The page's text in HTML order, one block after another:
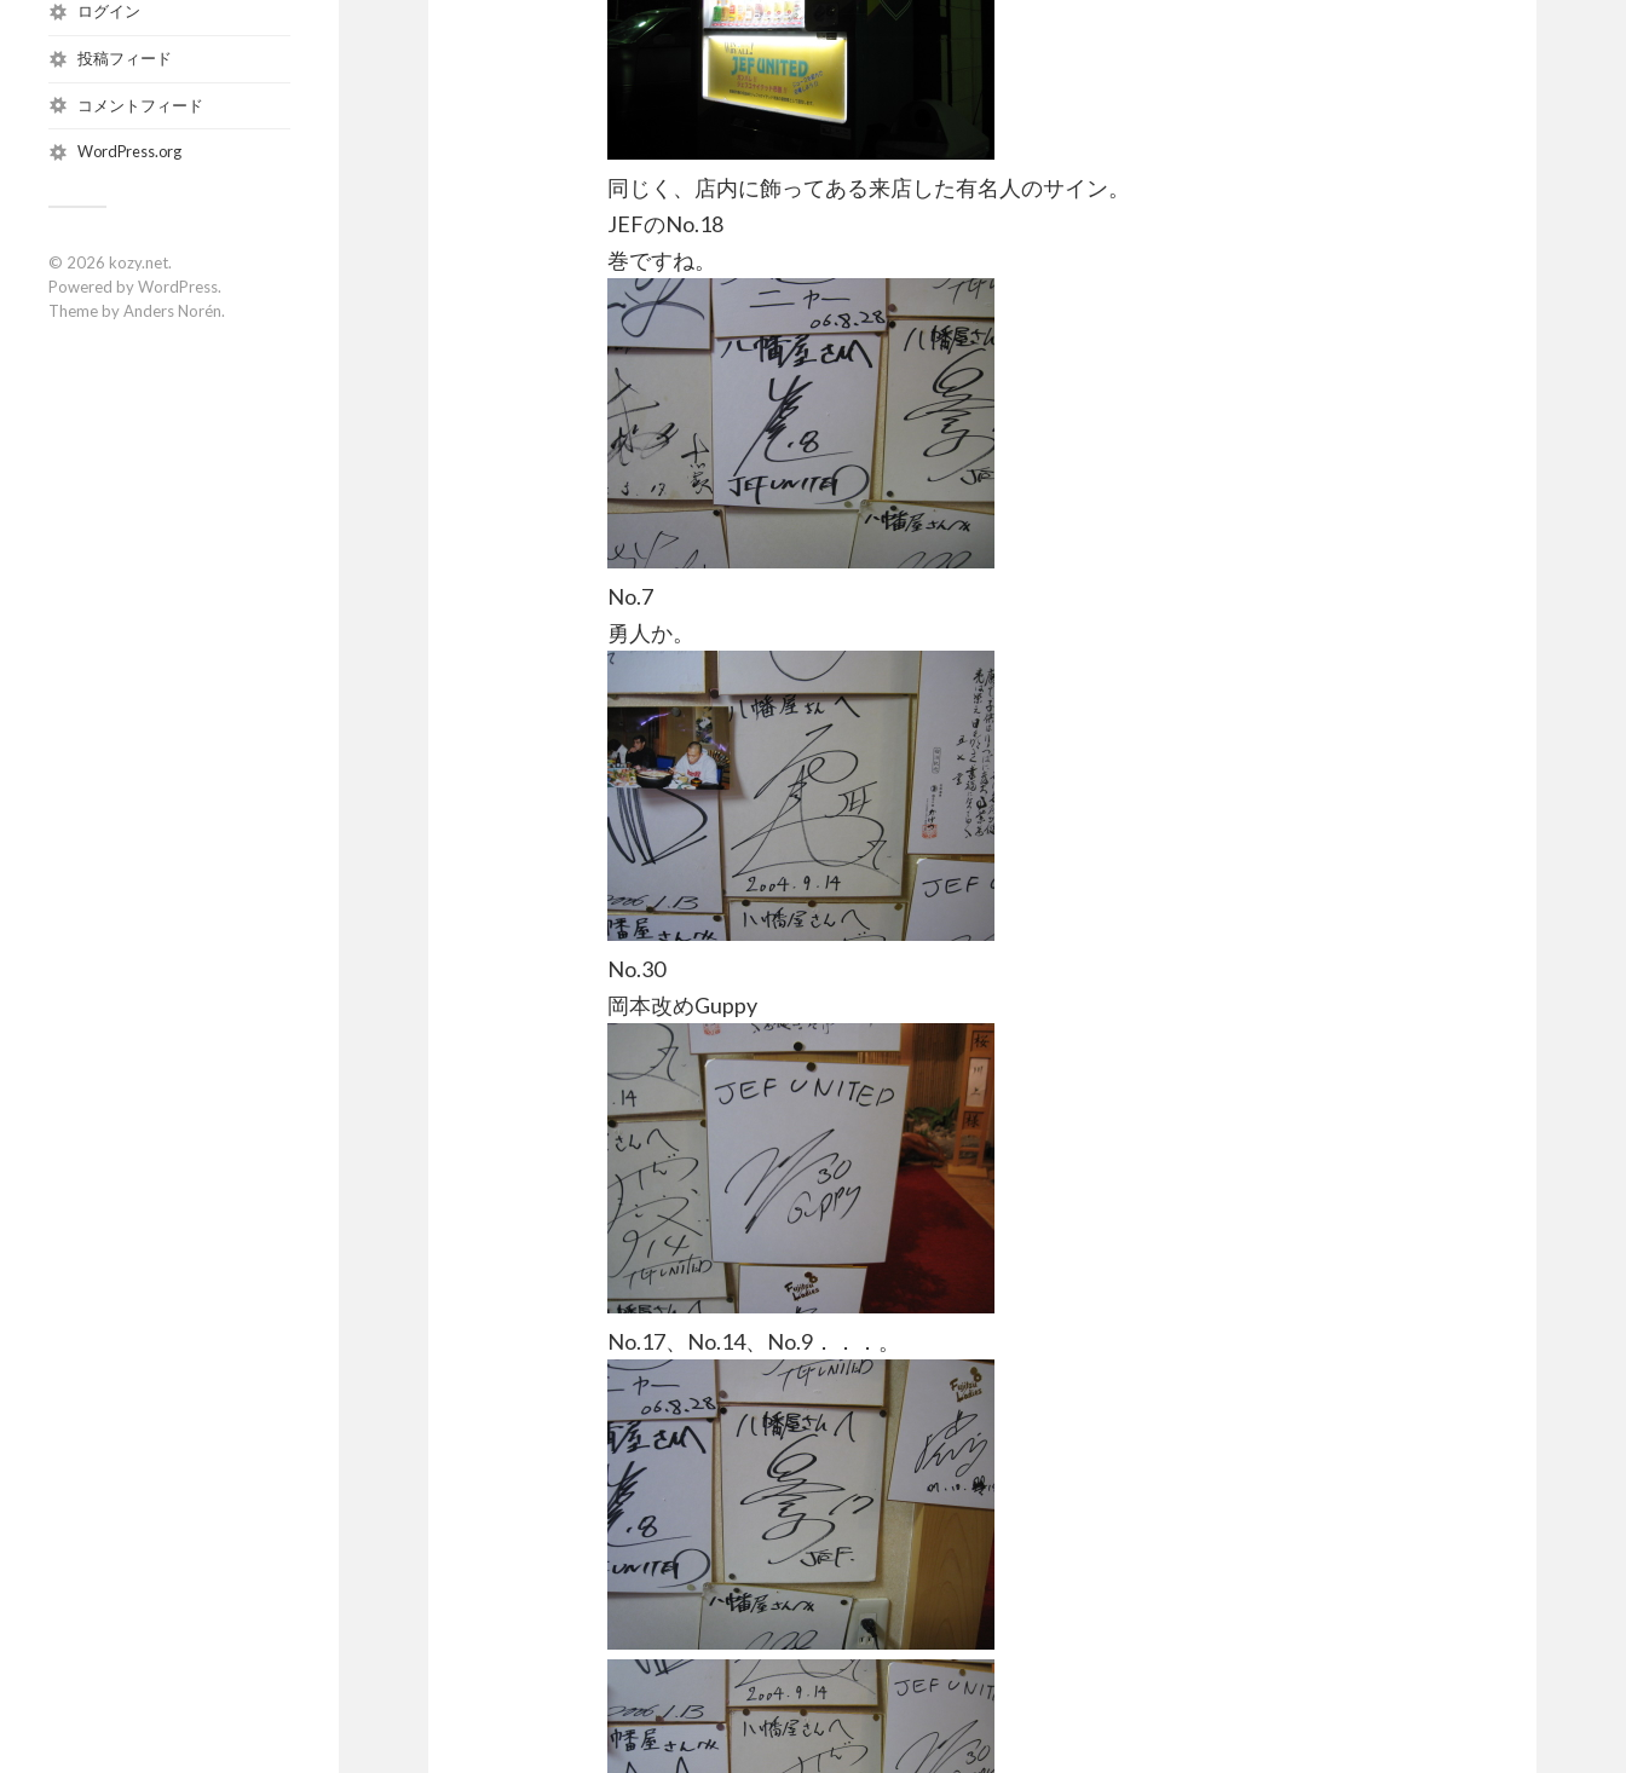
ログイン
投稿フィード
コメントフィード
WordPress.org
© 2026 kozy.net.
Powered byWordPress.
Theme byAnders Norén.
同じく、店内に飾ってある来店した有名人のサイン。
JEFのNo.18
巻ですね。
No.7
勇人か。
No.30
岡本改めGuppy
No.17、No.14、No.9．．．。